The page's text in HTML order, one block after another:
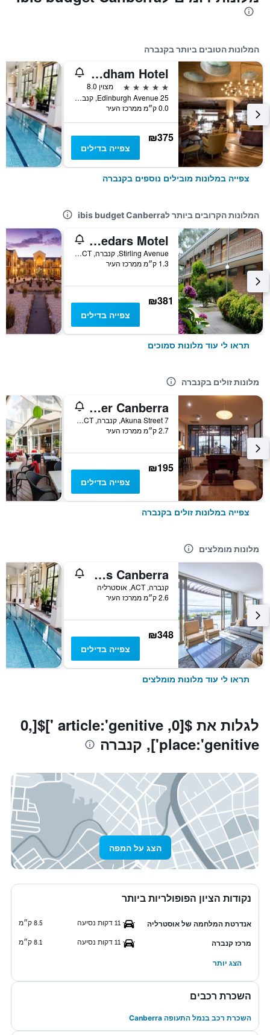
המלונות הטובים ביותר בקנברה
Ovolo Canberra, a Wyndham Hotel
5 כוכבים
מצוין 8.0
25 Edinburgh Avenue, קנברה, ACT, אוסטרליה
0.0 ק״מ ממרכז העיר
₪375
צפייה בדילים
צפייה במלונות מובילים נוספים בקנברה
המלונות הקרובים ביותר לibis budget Canberra
Red Cedars Motel
Stirling Avenue, קנברה, ACT, אוסטרליה
1.3 ק״מ ממרכז העיר
₪381
צפייה בדילים
תראו לי עוד מלונות סמוכים
מלונות זולים בקנברה
Little Drifter Canberra
7 Akuna Street, קנברה, ACT, אוסטרליה
2.7 ק״מ ממרכז העיר
₪195
צפייה בדילים
צפייה במלונות זולים בקנברה
מלונות מומלצים
Meriton Suites Canberra
קנברה, ACT, אוסטרליה
2.6 ק״מ ממרכז העיר
₪348
צפייה בדילים
תראו לי עוד מלונות מומלצים
לגלות את $[0, article:'genitive ']$[0,
place:'genitive'], קנברה
הצג על המפה
נקודות הציון הפופולריות ביותר
אנדרטת המלחמה של אוסטרליה 11 דקות נסיעה 8.5 ק״מ
מרכז קנברה 11 דקות נסיעה 8.1 ק״מ
הצג יותר
השכרת רכבים
השכרת רכב בנמל התעופה Canberra